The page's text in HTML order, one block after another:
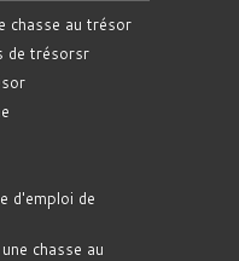
chasse au trésor
de trésorsr
d'emploi de
chasse au